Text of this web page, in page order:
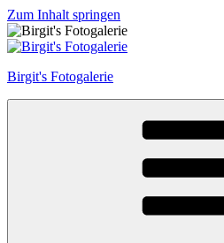
Zum Inhalt springen
Birgit's Fotogalerie